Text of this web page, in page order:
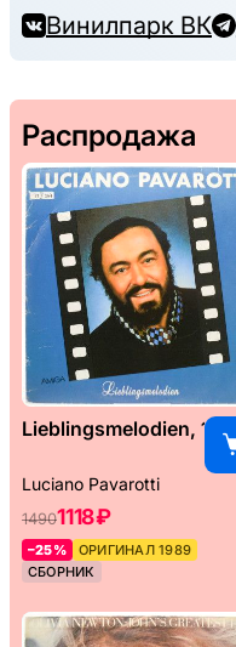
Винилпарк ВК
Распродажа
Lieblingsmelodien, 1989
Luciano Pavarotti
14901118 ₽
–25%
ОРИГИНАЛ 1989
СБОРНИК